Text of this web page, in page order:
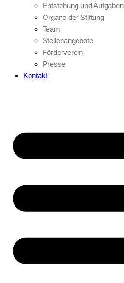
Entstehung und Aufgaben
Organe der Stiftung
Team
Stellenangebote
Förderverein
Presse
Kontakt